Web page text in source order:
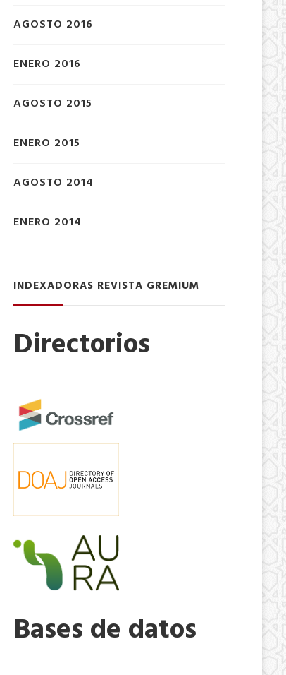
AGOSTO 2016
ENERO 2016
AGOSTO 2015
ENERO 2015
AGOSTO 2014
ENERO 2014
INDEXADORAS REVISTA GREMIUM
Directorios
Bases de datos